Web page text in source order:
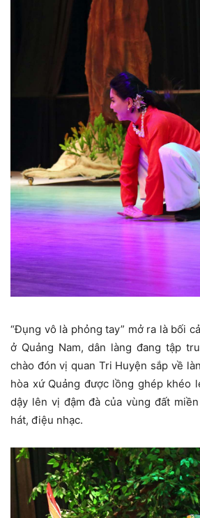
“Đụng vô là phỏng tay” mở ra là bối
ở Quảng Nam, dân làng đang tập
chào đón vị quan Tri Huyện sắp về
hòa xứ Quảng được lồng ghép khéo
dậy lên vị đậm đà của vùng đất
hát, điệu nhạc.